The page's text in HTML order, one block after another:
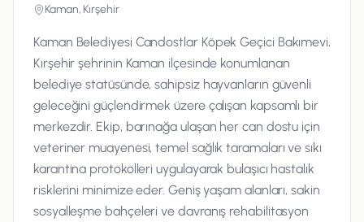
Kaman, Kırşehir
Kaman Belediyesi Candostlar Köpek Geçici Bakımevi,
Kırşehir şehrinin Kaman ilçesinde konumlanan
belediye statüsünde, sahipsiz hayvanların güvenli
geleceğini güçlendirmek üzere çalışan kapsamlı bir
merkezdir. Ekip, barınağa ulaşan her can dostu için
veteriner muayenesi, temel sağlık taramaları ve sıkı
karantina protokolleri uygulayarak bulaşıcı hastalık
risklerini minimize eder. Geniş yaşam alanları, sakin
sosyalleşme bahçeleri ve davranış rehabilitasyon